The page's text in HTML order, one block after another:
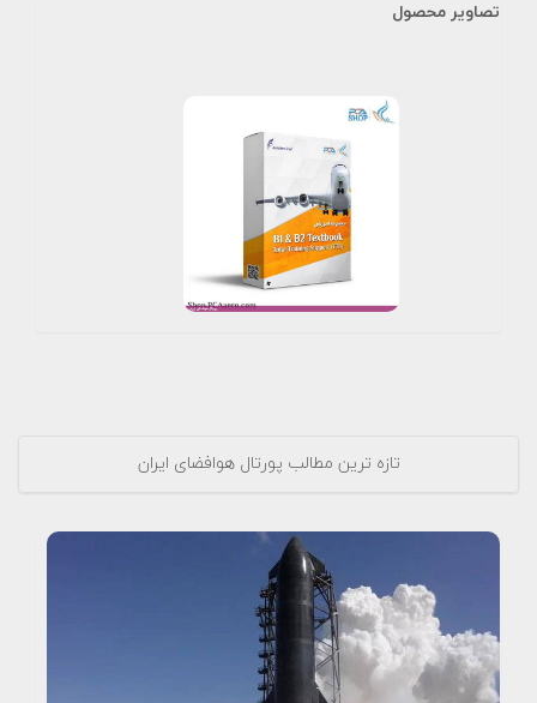
تصاویر محصول
تازه ترین مطالب پورتال هوافضای ایران